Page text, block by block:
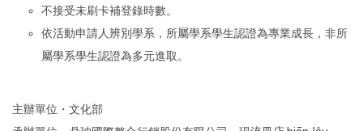
不接受未刷卡補登錄時數。
依活動申請人辨別學系，所屬學系學生認證為專業成長，非所
屬學系學生認證為多元進取。
主辦單位・文化部